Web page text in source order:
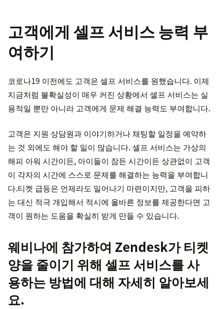
고객에게 셀프 서비스 능력 부
여하기
코로나19 이전에도 고객은 셀프 서비스를 원했습니다. 이제
지금처럼 불확실성이 매우 커진 상황에서 셀프 서비스는 실
용적일 뿐만 아니라 고객에게 문제 해결 능력도 부여합니다.
고객은 지원 상담원과 이야기하거나 채팅할 일정을 예약하
는 것 외에도 해야 할 일이 많습니다. 셀프 서비스는 가상의
해피 아워 시간이든, 아이들이 잠든 시간이든 상관없이 고객
이 각자의 시간에 스스로 문제를 해결하는 능력을 부여합니
다.티켓 급등은 언제라도 일어나기 마련이지만, 고객을 피하
는 대신 적극 개입해서 적시에 올바른 정보를 제공한다면 고
객이 원하는 도움을 확실히 받게 만들 수 있습니다.
웨비나에 참가하여 Zendesk가 티켓
양을 줄이기 위해 셀프 서비스를 사
용하는 방법에 대해 자세히 알아보세
요.